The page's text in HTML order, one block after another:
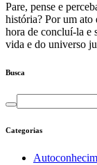
Pare, pense e
história? Por um ato
hora de concluí-la e
vida e do universo
Busca
Categorias